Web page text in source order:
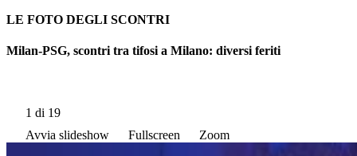
LE FOTO DEGLI SCONTRI
Milan-PSG, scontri tra tifosi a Milano: diversi feriti
1 di 19
Avvia slideshow
Fullscreen Zoom